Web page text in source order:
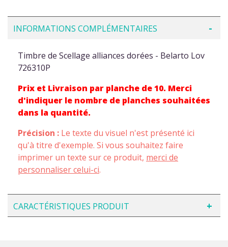
INFORMATIONS COMPLÉMENTAIRES
Timbre de Scellage alliances dorées - Belarto Lov
726310P
Prix et Livraison par planche de 10. Merci
d'indiquer le nombre de planches souhaitées
dans la quantité.
Précision : Le texte du visuel n'est présenté ici
qu'à titre d'exemple. Si vous souhaitez faire
imprimer un texte sur ce produit, merci de
personnaliser celui-ci.
CARACTÉRISTIQUES PRODUIT